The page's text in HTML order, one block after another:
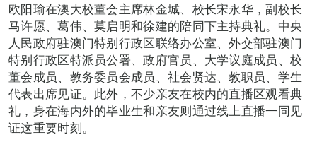
欧阳瑜在澳大校董会主席林金城、校长宋永华，副校长
马许愿、葛伟、莫启明和徐建的陪同下主持典礼。中央
人民政府驻澳门特别行政区联络办公室、外交部驻澳门
特别行政区特派员公署、政府官员、大学议庭成员、校
董会成员、教务委员会成员、社会贤达、教职员、学生
代表出席见证。此外，不少亲友在校内的直播区观看典
礼，身在海内外的毕业生和亲友则通过线上直播一同见
证这重要时刻。